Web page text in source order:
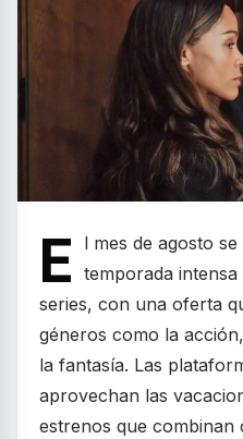
E
l mes de agosto
temporada
series, con una oferta
géneros como la
la fantasía. Las
aprovechan las
estrenos que combinan